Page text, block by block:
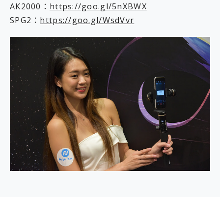
AK2000： https://goo.gl/5nXBWX
SPG2： https://goo.gl/WsdVvr